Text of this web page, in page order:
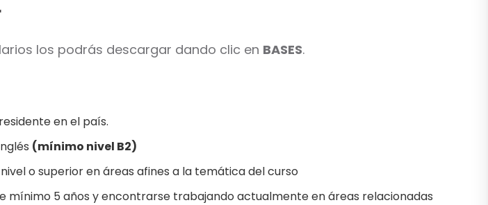
los podrás descargar dando clic en BASES.
en el país.
(mínimo nivel B2)
o superior en áreas afines a la temática del curso
mínimo 5 años y encontrarse trabajando actualmente en áreas relacionadas